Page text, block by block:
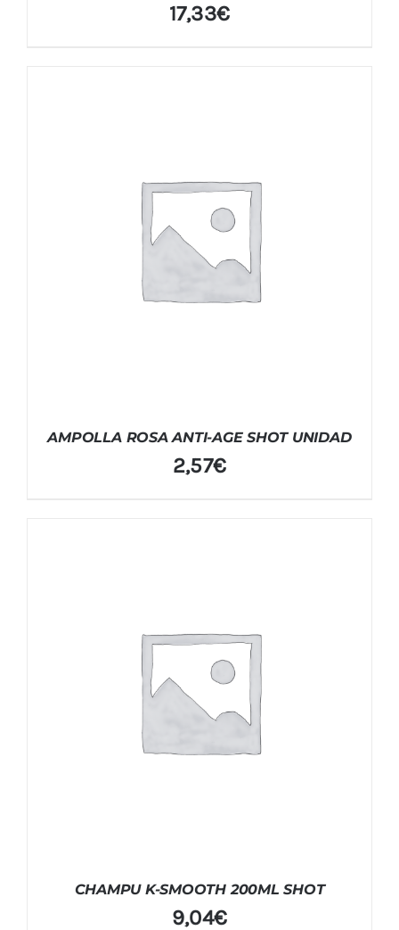
17,33€
AMPOLLA ROSA ANTI-AGE SHOT UNIDAD
2,57€
CHAMPU K-SMOOTH 200ML SHOT
9,04€